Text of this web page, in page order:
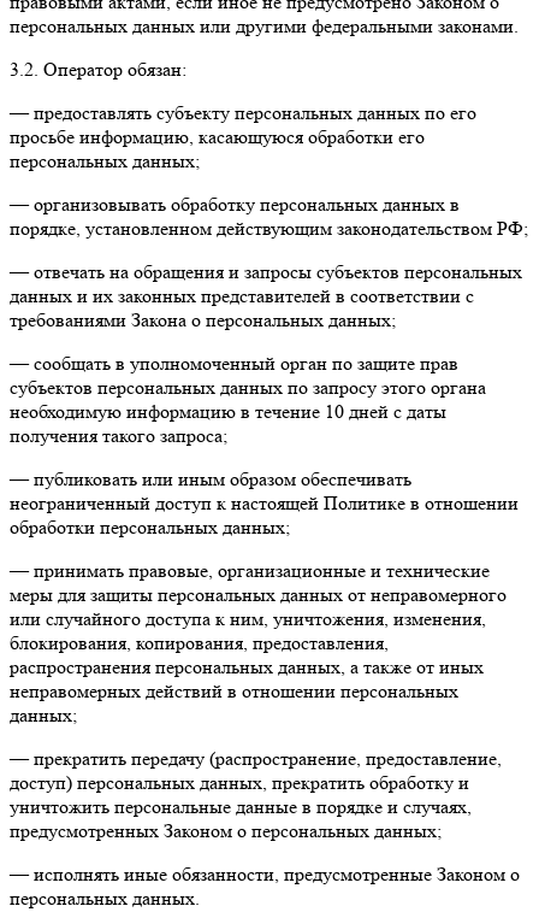
персональных данных или другими федеральными законами.
3.2. Оператор обязан:
— предоставлять субъекту персональных данных по его
просьбе информацию, касающуюся обработки его
персональных данных;
— организовывать обработку персональных данных в
порядке, установленном действующим законодательством РФ;
— отвечать на обращения и запросы субъектов персональных
данных и их законных представителей в соответствии с
требованиями Закона о персональных данных;
— сообщать в уполномоченный орган по защите прав
субъектов персональных данных по запросу этого органа
необходимую информацию в течение 10 дней с даты
получения такого запроса;
— публиковать или иным образом обеспечивать
неограниченный доступ к настоящей Политике в отношении
обработки персональных данных;
— принимать правовые, организационные и технические
меры для защиты персональных данных от неправомерного
или случайного доступа к ним, уничтожения, изменения,
блокирования, копирования, предоставления,
распространения персональных данных, а также от иных
неправомерных действий в отношении персональных
данных;
— прекратить передачу (распространение, предоставление,
доступ) персональных данных, прекратить обработку и
уничтожить персональные данные в порядке и случаях,
предусмотренных Законом о персональных данных;
— исполнять иные обязанности, предусмотренные Законом о
персональных данных.